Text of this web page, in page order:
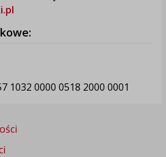
1032 0000 0518 2000 0001